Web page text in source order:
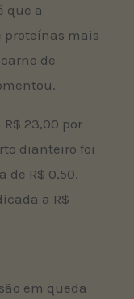
que a
proteínas mais
de
23,00 por
dianteiro foi
de R$ 0,50.
a R$
em queda